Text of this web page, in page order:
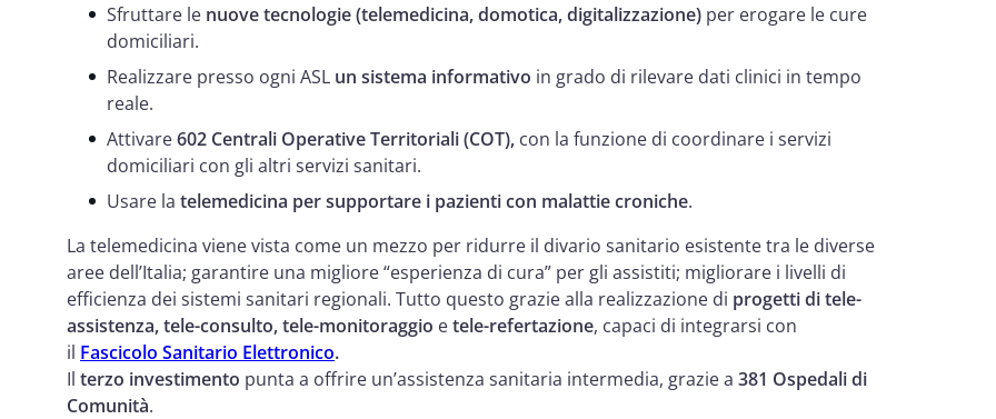
Sfruttare le nuove tecnologie (telemedicina, domotica, digitalizzazione) per erogare le cure
domiciliari.
Realizzare presso ogni ASL un sistema informativo in grado di rilevare dati clinici in tempo
reale.
Attivare602 Centrali Operative Territoriali (COT), con la funzione di coordinare i servizi
domiciliari con gli altri servizi sanitari.
Usare la telemedicina per supportare i pazienti con malattie croniche.
La telemedicina viene vista come un mezzo per ridurre il divario sanitario esistente tra le diverse
aree dell’Italia; garantire una migliore “esperienza di cura” per gli assistiti; migliorare i livelli di
efficienza dei sistemi sanitari regionali. Tutto questo grazie alla realizzazione di progetti di tele-
assistenza, tele-consulto, tele-monitoraggio etele-refertazione, capaci di integrarsi con
il Fascicolo Sanitario Elettronico.
Il terzo investimento punta a offrire un’assistenza sanitaria intermedia, grazie a 381 Ospedali di
Comunità.